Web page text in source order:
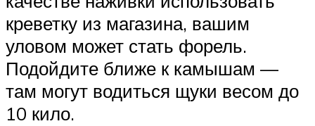
креветку из магазина, вашим
уловом может стать форель.
Подойдите ближе к камышам —
там могут водиться щуки весом до
10 кило.